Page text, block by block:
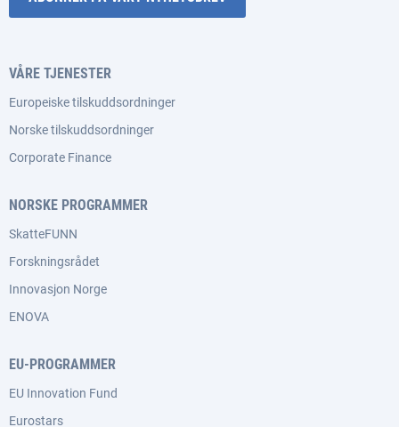
VÅRE TJENESTER
Europeiske tilskuddsordninger
Norske tilskuddsordninger
Corporate Finance
NORSKE PROGRAMMER
SkatteFUNN
Forskningsrådet
Innovasjon Norge
ENOVA
EU-PROGRAMMER
EU Innovation Fund
Eurostars